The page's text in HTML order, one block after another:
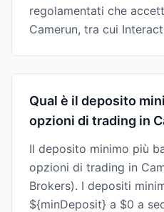
regolamentati che
Camerun, tra cui
Qual è il deposito
opzioni di trading in
Il deposito minimo più
opzioni di trading in
Brokers). I depositi
${minDeposit} a $0 a